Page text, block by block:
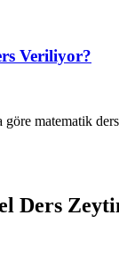
Veriliyor?
göre matematik
Ders